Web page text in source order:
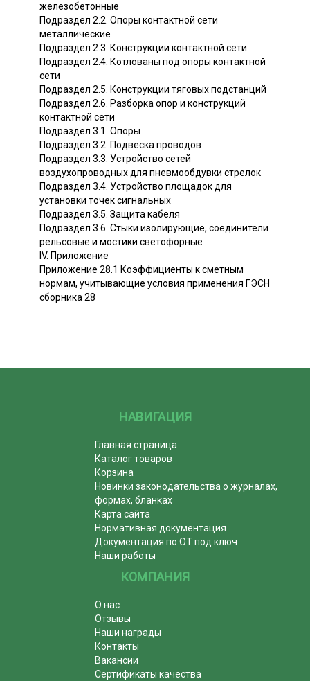
железобетонные
Подраздел 2.2. Опоры контактной сети
металлические
Подраздел 2.3. Конструкции контактной сети
Подраздел 2.4. Котлованы под опоры контактной
сети
Подраздел 2.5. Конструкции тяговых подстанций
Подраздел 2.6. Разборка опор и конструкций
контактной сети
Подраздел 3.1. Опоры
Подраздел 3.2. Подвеска проводов
Подраздел 3.3. Устройство сетей
воздухопроводных для пневмообдувки стрелок
Подраздел 3.4. Устройство площадок для
установки точек сигнальных
Подраздел 3.5. Защита кабеля
Подраздел 3.6. Стыки изолирующие, соединители
рельсовые и мостики светофорные
IV. Приложение
Приложение 28.1 Коэффициенты к сметным
нормам, учитывающие условия применения ГЭСН
сборника 28
НАВИГАЦИЯ
Главная страница
Каталог товаров
Корзина
Новинки законодательства о журналах,
формах, бланках
Карта сайта
Нормативная документация
Документация по ОТ под ключ
Наши работы
КОМПАНИЯ
О нас
Отзывы
Наши награды
Контакты
Вакансии
Сертификаты качества